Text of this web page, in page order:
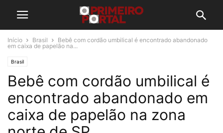
Início Brasil
Bebê com cordão umbilical é encontrado abandonado
em caixa de papelão na...
Brasil
Bebê com cordão umbilical é
encontrado abandonado em
caixa de papelão na zona